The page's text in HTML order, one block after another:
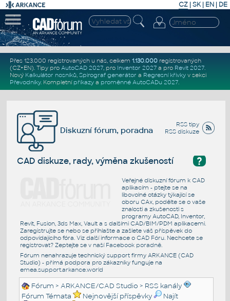
CZ | SK| EN | DE
Přes 123.000 registrovaných u nás, celkem 1.130.000registrovaných
(CZ+EN). Tipy pro AutoCAD 2027, pro Inventor 2027a pro Revit 2027.
Nový Kalkulátor nosníků, Spirograf generátor a Regresní křivkyv sekci
Převodníky. Kompletní příkazya proměnné AutoCADu 2027.
RSS tipy
RSS diskuze
Diskuzní fórum, poradna
?
CAD diskuze, rady, výměna zkušeností
Veřejné diskuzní fórum k CAD
aplikacím - ptejte se na
libovolné otázky týkající se
oboru CAx, podělte se o vaše
znalosti a zkušenosti s
programy AutoCAD, Inventor,
Revit, Fusion, 3ds Max, Vault a s dalšími CAD/BIM/PDM aplikacemi.
Zaregistrujte se nebo se přihlašte a zašlete váš příspěvek do
odpovídajícího fóra. Viz další informace o CAD Fóru. Nechcete se
registrovat? Zeptejte se v naší Facebook poradně.
Fórum nenahrazuje technický support firmy ARKANCE (CAD
Studio) - přímá podpora pro zákazníky funguje na
emea.support.arkance.world
Fórum >ARKANCE/CAD Studio > RSS kanály
Fórum Témata
Nejnovější příspěvky
Najít